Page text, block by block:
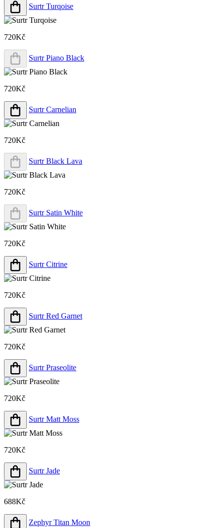
Surtr Turqoise
720Kč
Surtr Piano Black
720Kč
Surtr Carnelian
720Kč
Surtr Black Lava
720Kč
Surtr Satin White
720Kč
Surtr Citrine
720Kč
Surtr Red Garnet
720Kč
Surtr Praseolite
720Kč
Surtr Matt Moss
720Kč
Surtr Jade
688Kč
Zephyr Titan Moon